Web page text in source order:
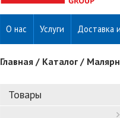
О нас Услуги Доставка
Вы здесь
Главная / Каталог /
Товары